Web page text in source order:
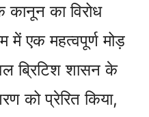
कानून का विरोध
में एक महत्वपूर्ण मोड़
ब्रिटिश शासन के
को प्रेरित किया,